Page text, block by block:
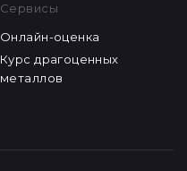
Сервисы
Онлайн-оценка
Курс драгоценных
металлов